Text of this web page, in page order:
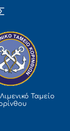
Ταμείο